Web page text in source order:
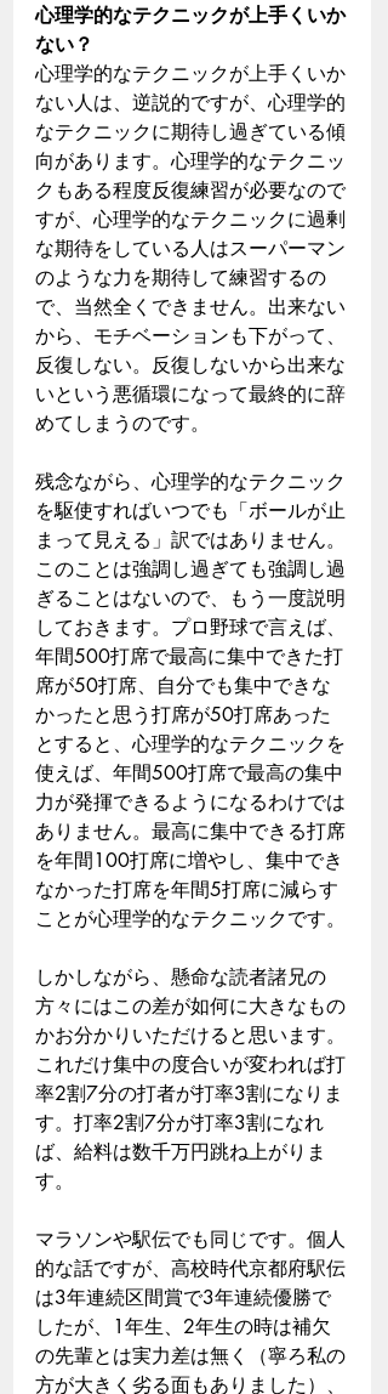
心理学的なテクニックが上手くいか
ない？
心理学的なテクニックが上手くいか
ない人は、逆説的ですが、心理学的
なテクニックに期待し過ぎている傾
向があります。心理学的なテクニッ
クもある程度反復練習が必要なので
すが、心理学的なテクニックに過剰
な期待をしている人はスーパーマン
のような力を期待して練習するの
で、当然全くできません。出来ない
から、モチベーションも下がって、
反復しない。反復しないから出来な
いという悪循環になって最終的に辞
めてしまうのです。
残念ながら、心理学的なテクニック
を駆使すればいつでも「ボールが止
まって見える」訳ではありません。
このことは強調し過ぎても強調し過
ぎることはないので、もう一度説明
しておきます。プロ野球で言えば、
年間500打席で最高に集中できた打
席が50打席、自分でも集中できな
かったと思う打席が50打席あった
とすると、心理学的なテクニックを
使えば、年間500打席で最高の集中
力が発揮できるようになるわけでは
ありません。最高に集中できる打席
を年間100打席に増やし、集中でき
なかった打席を年間5打席に減らす
ことが心理学的なテクニックです。
しかしながら、懸命な読者諸兄の
方々にはこの差が如何に大きなもの
かお分かりいただけると思います。
これだけ集中の度合いが変われば打
率2割7分の打者が打率3割になりま
す。打率2割7分が打率3割になれ
ば、給料は数千万円跳ね上がりま
す。
マラソンや駅伝でも同じです。個人
的な話ですが、高校時代京都府駅伝
は3年連続区間賞で3年連続優勝で
したが、1年生、2年生の時は補欠
の先輩とは実力差は無く（寧ろ私の
方が大きく劣る面もありました）、